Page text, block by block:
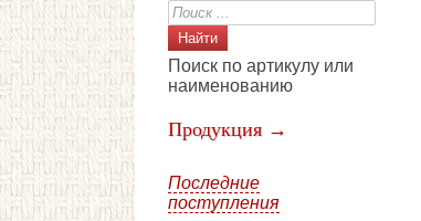
Поиск по артикулу или
наименованию
Продукция →
Последние
поступления